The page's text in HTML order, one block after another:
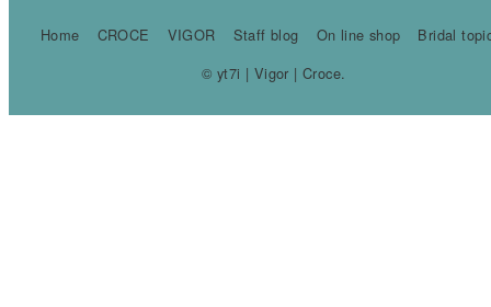
Home CROCE VIGOR Staff blog On line shop
Bridal
© yt7i | Vigor | Croce.